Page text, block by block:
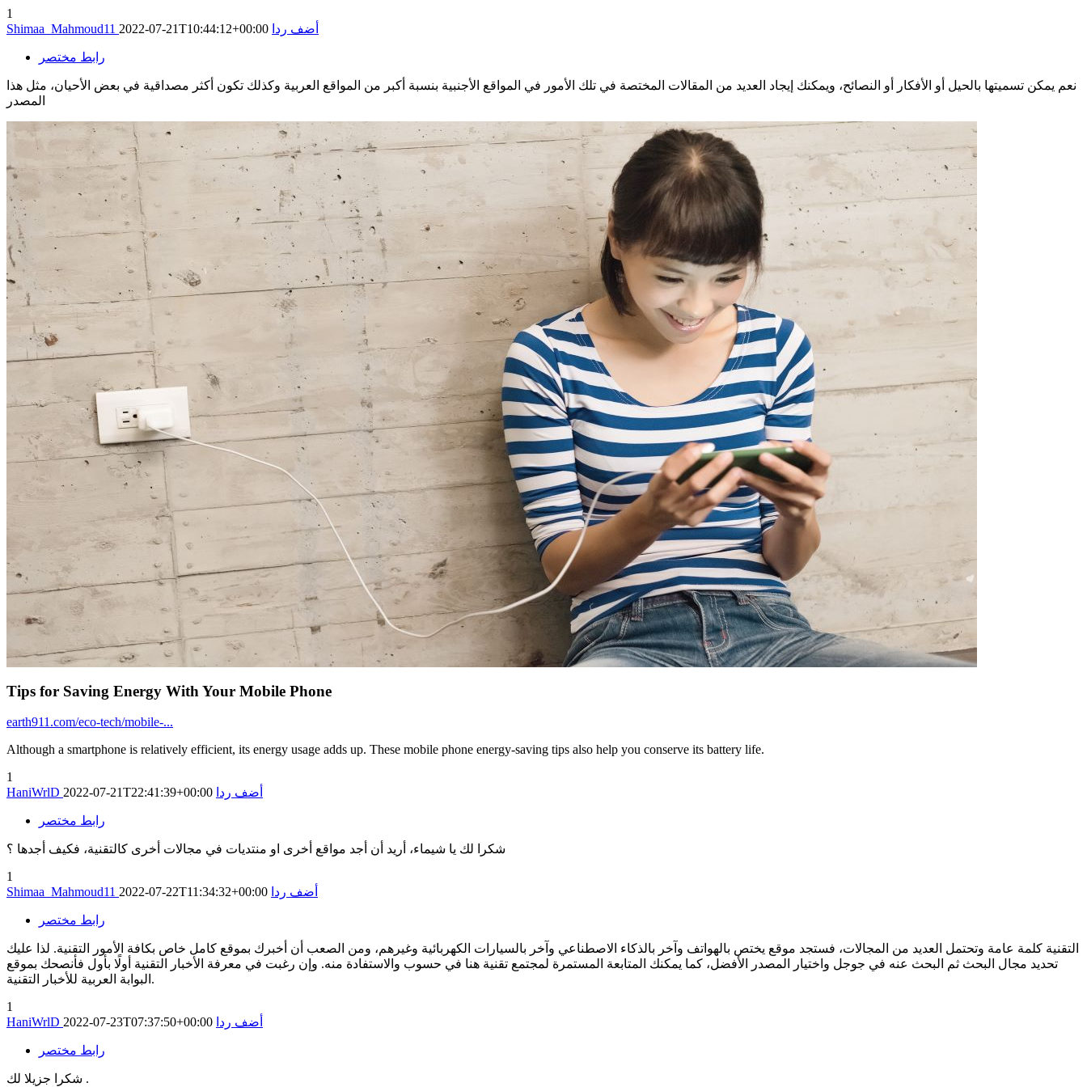
1
Shimaa_Mahmoud11 2022-07-21T10:44:12+00:00 أضف ردا
رابط مختصر
نعم يمكن تسميتها بالحيل أو الأفكار أو النصائح، ويمكنك إيجاد العديد من المقالات المختصة في تلك الأمور في المواقع الأجنبية بنسبة أكبر من المواقع العربية وكذلك تكون أكثر مصداقية في بعض الأحيان، مثل هذا
المصدر
Tips for Saving Energy With Your Mobile Phone
earth911.com/eco-tech/mobile-...
Although a smartphone is relatively efficient, its energy usage adds up. These mobile phone energy-saving tips also help you conserve its battery life.
1
HaniWrlD 2022-07-21T22:41:39+00:00 أضف ردا
رابط مختصر
شكرا لك يا شيماء، أريد أن أجد مواقع أخرى او منتديات في مجالات أخرى كالتقنية، فكيف أجدها ؟
1
Shimaa_Mahmoud11 2022-07-22T11:34:32+00:00 أضف ردا
رابط مختصر
التقنية كلمة عامة وتحتمل العديد من المجالات، فستجد موقع يختص بالهواتف وآخر بالذكاء الاصطناعي وآخر بالسيارات الكهربائية وغيرهم، ومن الصعب أن أخبرك بموقع كامل خاص بكافة الأمور التقنية. لذا عليك
تحديد مجال البحث ثم البحث عنه في جوجل واختيار المصدر الأفضل، كما يمكنك المتابعة المستمرة لمجتمع تقنية هنا في حسوب والاستفادة منه. وإن رغبت في معرفة الأخبار التقنية أولًا بأول فأنصحك بموقع
البوابة العربية للأخبار التقنية.
1
HaniWrlD 2022-07-23T07:37:50+00:00 أضف ردا
رابط مختصر
شكرا جزيلا لك .